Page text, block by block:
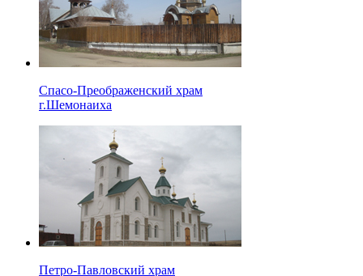
Спасо-Преображенский храм
г.Шемонаиха
Петро-Павловский храм